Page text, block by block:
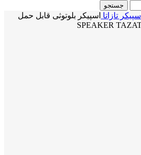
جستجو
اسپیکر تازاتا اسپیکر بلوتوثی قابل حمل